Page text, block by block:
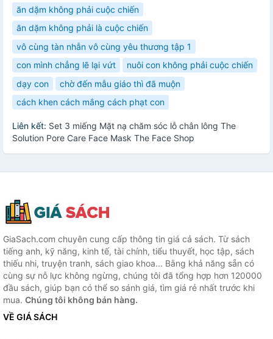
ăn dặm không phải cuộc chiến
ăn dặm không phải là cuộc chiến
vô cùng tàn nhẫn vô cùng yêu thương tập 1
con mình chẳng lẽ lại vứt
nuôi con không phải cuộc chiến
dạy con
chờ đến mẫu giáo thì đã muộn
cách khen cách mắng cách phạt con
Liên kết: Set 3 miếng Mặt nạ chăm sóc lỗ chân lông The
Solution Pore Care Face Mask The Face Shop
GiaSach.com chuyên cung cấp thông tin giá cả sách. Từ sách
tiếng anh, kỹ năng, kinh tế, tài chính, tiểu thuyết, học tập, sách
thiếu nhi, truyện tranh, sách giao khoa... Bằng khả năng sẵn có
cùng sự nỗ lực không ngừng, chúng tôi đã tổng hợp hơn 120000
đầu sách, giúp bạn có thể so sánh giá, tìm giá rẻ nhất trước khi
mua. Chúng tôi không bán hàng.
VỀ GIÁ SÁCH